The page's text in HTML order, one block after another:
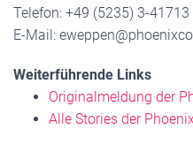
Telefon: +49 (5235) 3-41713
E-Mail:
Weiterführende Links
Originalmeldung der
Alle Stories der